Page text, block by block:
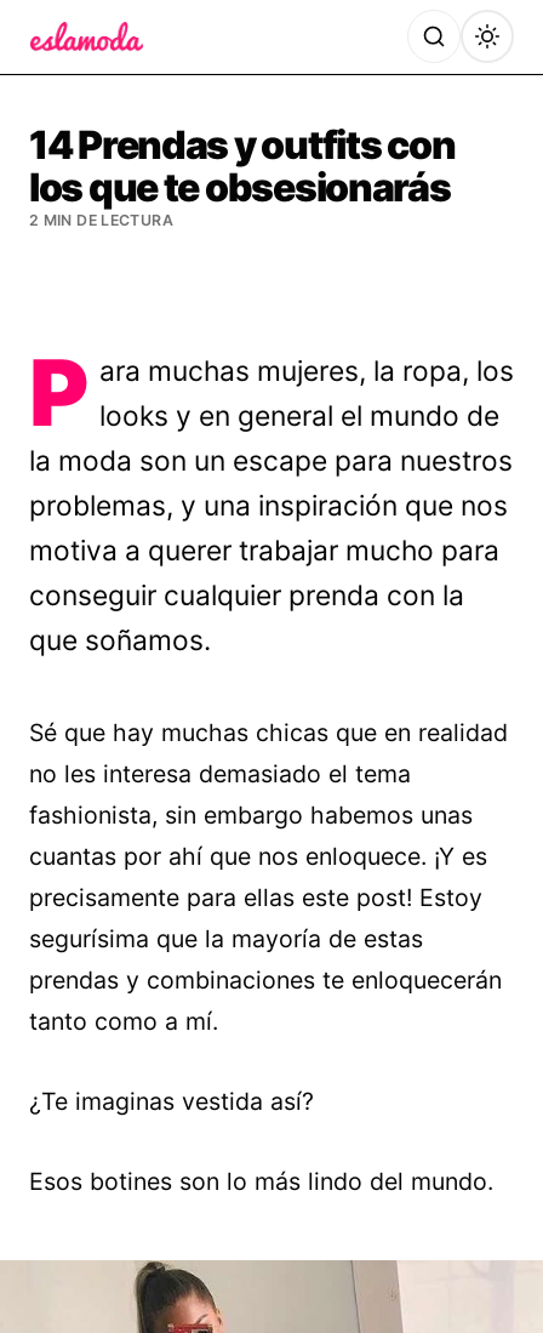
14 Prendas y outfits con
los que te obsesionarás
2 MIN DE LECTURA
P ara muchas mujeres, la ropa, los
looks y en general el mundo de
la moda son un escape para nuestros
problemas, y una inspiración que nos
motiva a querer trabajar mucho para
conseguir cualquier prenda con la
que soñamos.
Sé que hay muchas chicas que en realidad
no les interesa demasiado el tema
fashionista, sin embargo habemos unas
cuantas por ahí que nos enloquece. ¡Y es
precisamente para ellas este post! Estoy
segurísima que la mayoría de estas
prendas y combinaciones te enloquecerán
tanto como a mí.
¿Te imaginas vestida así?
Esos botines son lo más lindo del mundo.